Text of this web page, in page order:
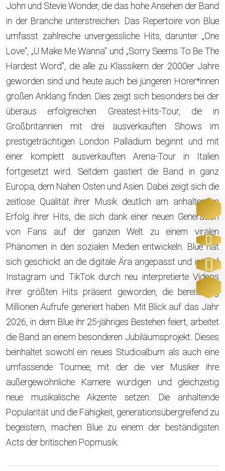
John und Stevie Wonder, die das hohe Ansehen der Band
in der Branche unterstreichen. Das Repertoire von Blue
umfasst zahlreiche unvergessliche Hits, darunter „One
Love", „U Make Me Wanna" und „Sorry Seems To Be The
Hardest Word", die alle zu Klassikern der 2000er Jahre
geworden sind und heute auch bei jüngeren Hörer*innen
großen Anklang finden. Dies zeigt sich besonders bei der
überaus erfolgreichen Greatest-Hits-Tour, die in
Großbritannien mit drei ausverkauften Shows im
prestigeträchtigen London Palladium beginnt und mit
einer komplett ausverkauften Arena-Tour in Italien
fortgesetzt wird. Seitdem gastiert die Band in ganz
Europa, dem Nahen Osten und Asien. Dabei zeigt sich die
zeitlose Qualität ihrer Musik deutlich am anhaltenden
Erfolg ihrer Hits, die sich dank einer neuen Generation
von Fans auf der ganzen Welt zu einem viralen
Phänomen in den sozialen Medien entwickeln. Blue hat
sich geschickt an die digitale Ära angepasst und ist auf
Instagram und TikTok durch neu interpretierte Videos
ihrer größten Hits präsent geworden, die bereits zig
Millionen Aufrufe generiert haben. Mit Blick auf das Jahr
2026, in dem Blue ihr 25-jähriges Bestehen feiert, arbeitet
die Band an einem besonderen Jubiläumsprojekt. Dieses
beinhaltet sowohl ein neues Studioalbum als auch eine
umfassende Tournee, mit der die vier Musiker ihre
außergewöhnliche Karriere würdigen und gleichzeitig
neue musikalische Akzente setzen. Die anhaltende
Popularität und die Fähigkeit, generationsübergreifend zu
begeistern, machen Blue zu einem der beständigsten
Acts der britischen Popmusik.